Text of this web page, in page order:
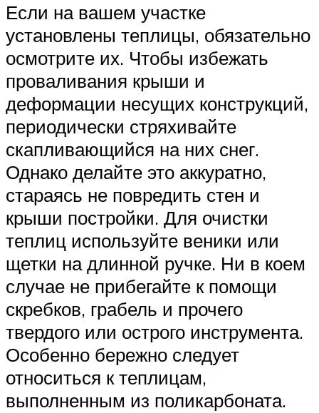
Если на вашем участке
установлены теплицы, обязательно
осмотрите их. Чтобы избежать
проваливания крыши и
деформации несущих конструкций,
периодически стряхивайте
скапливающийся на них снег.
Однако делайте это аккуратно,
стараясь не повредить стен и
крыши постройки. Для очистки
теплиц используйте веники или
щетки на длинной ручке. Ни в коем
случае не прибегайте к помощи
скребков, грабель и прочего
твердого или острого инструмента.
Особенно бережно следует
относиться к теплицам,
выполненным из поликарбоната.